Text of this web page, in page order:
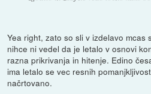
Yea right, zato so sli v izdelavo mcas
nihce ni vedel da je letalo v osnovi
razna prikrivanja in hitenje. Edino
ima letalo se vec resnih
načrtovano.